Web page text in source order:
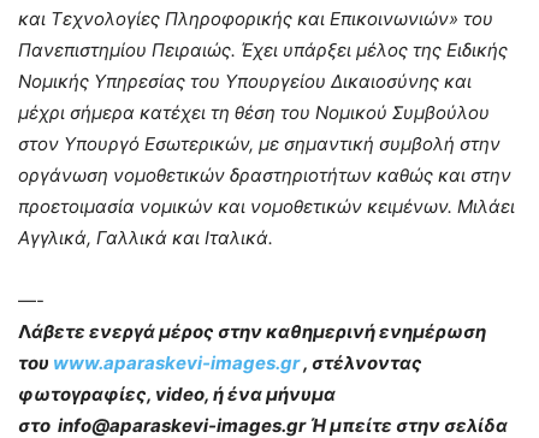
και Τεχνολογίες Πληροφορικής και Επικοινωνιών» του
Πανεπιστημίου Πειραιώς. Έχει υπάρξει μέλος της Ειδικής
Νομικής Υπηρεσίας του Υπουργείου Δικαιοσύνης και
μέχρι σήμερα κατέχει τη θέση του Νομικού Συμβούλου
στον Υπουργό Εσωτερικών, με σημαντική συμβολή στην
οργάνωση νομοθετικών δραστηριοτήτων καθώς και στην
προετοιμασία νομικών και νομοθετικών κειμένων. Μιλάει
Αγγλικά, Γαλλικά και Ιταλικά.
—-
Λάβετε ενεργά μέρος στην καθημερινή ενημέρωση
του www.aparaskevi-images.gr, στέλνοντας
φωτογραφίες, video, ή ένα μήνυμα
στο info@aparaskevi-images.gr Ή μπείτε στην σελίδα